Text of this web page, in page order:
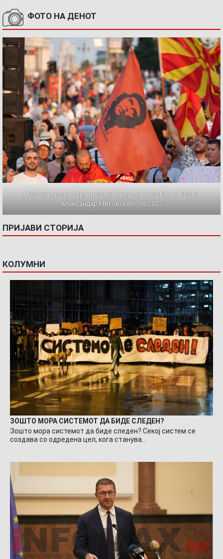
ФОТО НА ДЕНОТ
Протест против францускиот предлог пред Влада. Фото:
Александар Митовски,03.06.2022
ПРИЈАВИ СТОРИЈА
КОЛУМНИ
ЗОШТО МОРА СИСТЕМОТ ДА БИДЕ СЛЕДЕН?
Зошто мора системот да биде следен? Секој систем се
создава со одредена цел, кога станува…